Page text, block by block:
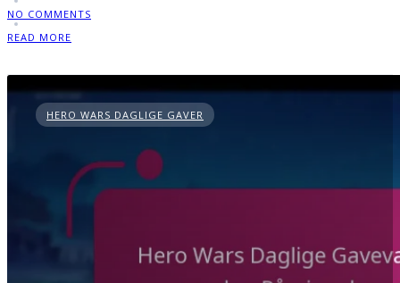
NO COMMENTS
READ MORE
HERO WARS DAGLIGE GAVER